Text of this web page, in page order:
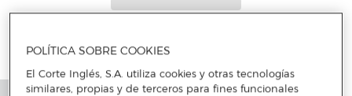
POLÍTICA SOBRE COOKIES
El Corte Inglés, S.A. utiliza cookies y otras tecnologías
similares, propias y de terceros para fines funcionales